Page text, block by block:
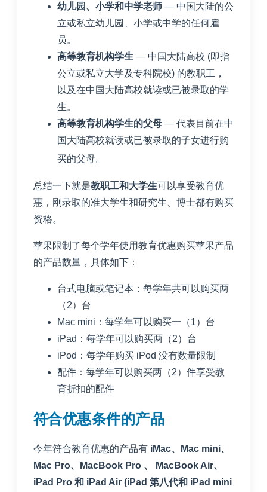
幼⼉园、⼩学和中学老师 — 中国⼤陆的公
⽴或私⽴幼⼉园、⼩学或中学的任何雇
员。
⾼等教育机构学生 — 中国⼤陆⾼校 (即指
公⽴或私⽴⼤学及专科院校) 的教职⼯，
以及在中国⼤陆⾼校就读或已被录取的学
⽣。
⾼等教育机构学⽣的⽗⺟ — 代表⽬前在中
国⼤陆⾼校就读或已被录取的子⼥进⾏购
买的⽗⺟。
总结一下就是教职工和大学生可以享受教育优
惠，刚录取的准大学生和研究生、博士都有购买
资格。
苹果限制了每个学年使用教育优惠购买苹果产品
的产品数量，具体如下：
台式电脑或笔记本：每学年共可以购买两
（2）台
Mac mini：每学年可以购买一（1）台
iPad：每学年可以购买两（2）台
iPod：每学年购买 iPod 没有数量限制
配件：每学年可以购买两（2）件享受教
育折扣的配件
符合优惠条件的产品
今年符合教育优惠的产品有 iMac、Mac mini、
Mac Pro、MacBook Pro 、 MacBook Air、
iPad Pro 和 iPad Air (iPad 第八代和 iPad mini